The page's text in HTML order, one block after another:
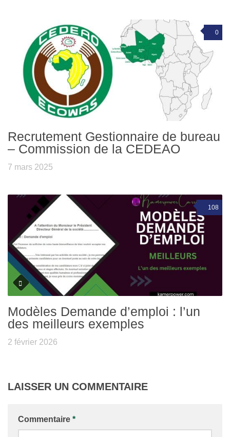
0
Recrutement Gestionnaire de bureau
– Commission de la CEDEAO
7 mars 2025
108
Modèles Demande d’emploi : l’un
des meilleurs exemples
2 février 2026
LAISSER UN COMMENTAIRE
Commentaire *